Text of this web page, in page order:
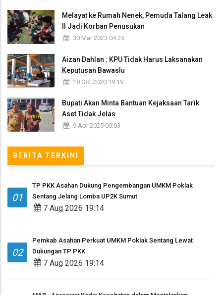
Melayat ke Rumah Nenek, Pemuda Talang Leak
II Jadi Korban Penusukan
30 Mar 2023 04:25
Aizan Dahlan : KPU Tidak Harus Laksanakan
Keputusan Bawaslu
18 Oct 2020 19:19
Bupati Akan Minta Bantuan Kejaksaan Tarik
Aset Tidak Jelas
9 Apr 2025 00:03
BERITA TERKINI
01
TP PKK Asahan Dukung Pengembangan UMKM Poklak
Sentang Jelang Lomba UP2K Sumut
7 Aug 2026 19:14
02
Pemkab Asahan Perkuat UMKM Poklak Sentang Lewat
Dukungan TP PKK
7 Aug 2026 19:14